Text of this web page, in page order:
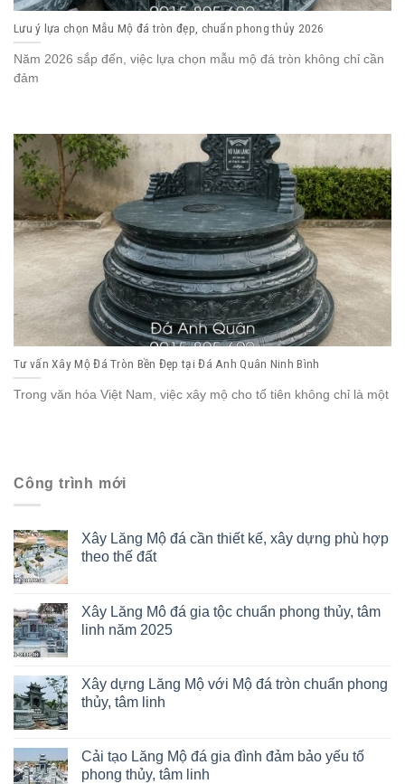
Lưu ý lựa chọn Mẫu Mộ đá tròn đẹp, chuẩn phong thủy 2026
Năm 2026 sắp đến, việc lựa chọn mẫu mộ đá tròn không chỉ cần
đảm
Tư vấn Xây Mộ Đá Tròn Bền Đẹp tại Đá Anh Quân Ninh Bình
Trong văn hóa Việt Nam, việc xây mộ cho tổ tiên không chỉ là một
Công trình mới
Xây Lăng Mộ đá cần thiết kế, xây dựng phù hợp
theo thế đất
Xây Lăng Mô đá gia tộc chuẩn phong thủy, tâm
linh năm 2025
Xây dựng Lăng Mộ với Mộ đá tròn chuẩn phong
thủy, tâm linh
Cải tạo Lăng Mộ đá gia đình đảm bảo yếu tố
phong thủy, tâm linh